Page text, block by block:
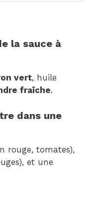
la sauce à
vert, huile
fraîche.
dans une
rouge, tomates),
et une